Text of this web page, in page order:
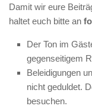
Damit wir eure
haltet euch bitte an
Der Ton im
gegenseitigem
Beleidigungen
nicht geduldet.
besuchen.